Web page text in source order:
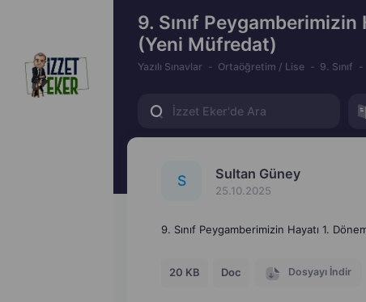
9. Sınıf Peygamberimizin
(Yeni Müfredat)
Yazılı Sınavlar Ortaöğretim / Lise 9. Sınıf
S Sultan Güney
25.10.2025
9. Sınıf Peygamberimizin Hayatı 1.
20 KB Doc Dosyayı İndir